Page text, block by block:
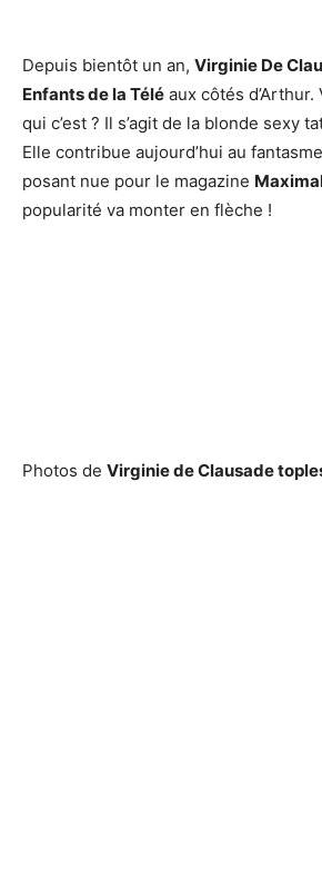
Depuis bientôt un an, Virginie De
Enfants de la Télé aux côtés
qui c’est ? Il s’agit de la blonde sexy
Elle contribue aujourd’hui au
posant nue pour le magazine
popularité va monter en flèche !
Photos de Virginie de Clausade